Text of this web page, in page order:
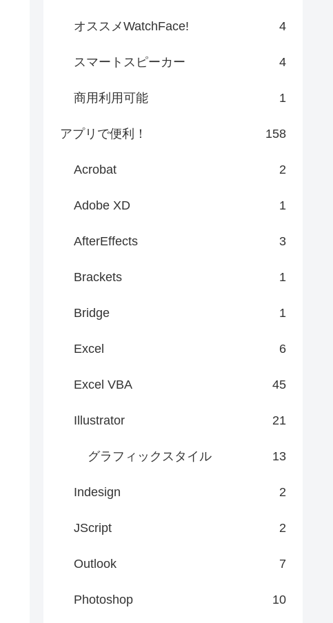
オススメWatchFace! 4
スマートスピーカー 4
商用利用可能 1
アプリで便利！ 158
Acrobat 2
Adobe XD 1
AfterEffects 3
Brackets 1
Bridge 1
Excel 6
Excel VBA 45
Illustrator 21
グラフィックスタイル 13
Indesign 2
JScript 2
Outlook 7
Photoshop 10